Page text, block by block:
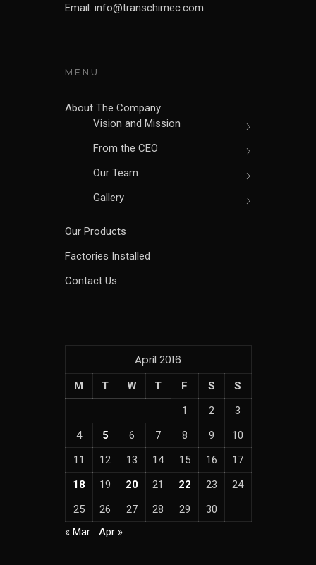
Email: info@transchimec.com
MENU
About The Company
Vision and Mission
From the CEO
Our Team
Gallery
Our Products
Factories Installed
Contact Us
April 2016
M T W T F S
S
1
2
3
4
5 6 7 8 9
10
11
12 13 14 15 16
17
18
19 20 21 22 23
24
25
26 27 28 29
30
« Mar
Apr »